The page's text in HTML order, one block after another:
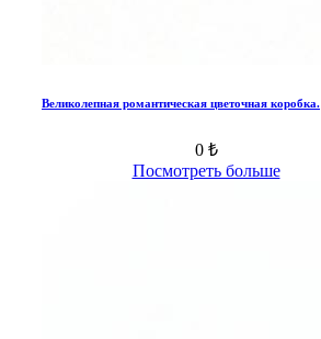
Великолепная романтическая цветочная коробка.
0 ₺
Посмотреть больше